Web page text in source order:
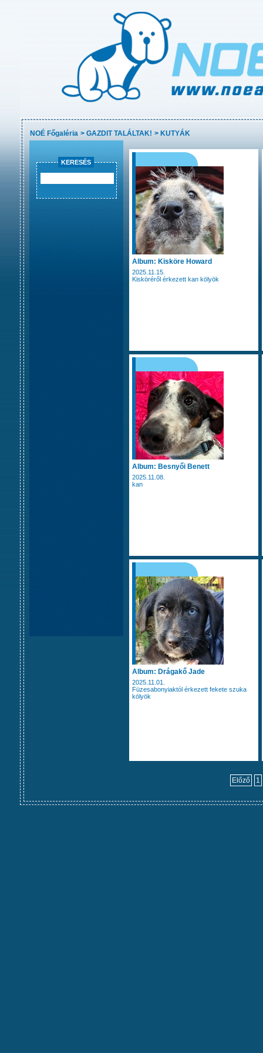
NOÉ Főgaléria >GAZDIT TALÁLTAK! >KUTYÁK
KERESÉS
Album: Kisköre Howard
2025.11.15.
Kisköréről érkezett kan kölyök
Album: Besnyői Benett
2025.11.08.
kan
Album: Drágakő Jade
2025.11.01.
Füzesabonyiaktól érkezett fekete szuka
kölyök
Előző 1